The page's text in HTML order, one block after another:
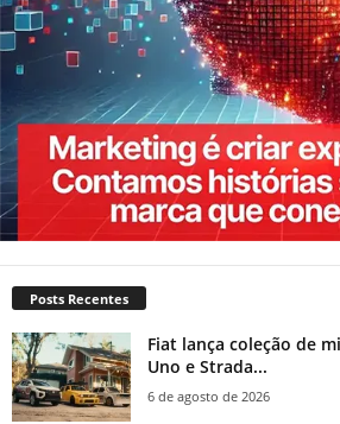
Posts Recentes
Fiat lança coleção de
Uno e Strada...
6 de agosto de 2026